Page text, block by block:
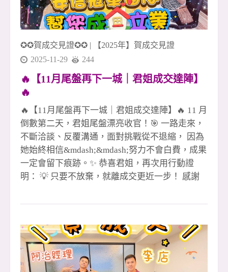
✪✪賀成交見證✪✪ |
【2025年】賀成交見證
2025-11-29
244
🔥【11月尾盤再下一城｜君姐成交達陣】
🔥
🔥【11月尾盤再下一城｜君姐成交達陣】🔥 11 月
倒數第二天，君姐尾盤漂亮收官！🎯 一路走來，
不斷洽談、反覆溝通，面對挑戰從不退縮， 因為
她始終相信&mdash;&mdash;努力不會白費，成果
一定會留下痕跡。✨ 恭喜君姐，再次用行動證
明： 💡 只要不放棄，就離成交更近一步！ 感謝
彼此托住💪 每一戶成交，背後都是專業、信任與
然選擇用 專業 &times; 熱情 &times; 行動力 把每
一次機會做到最好、做到完整🏡 🚀 年底衝刺正式
啟動 如果你也想和一群不輕易放棄的人一起打
拚、一起成長、一起創造成就感， 歡迎加入我